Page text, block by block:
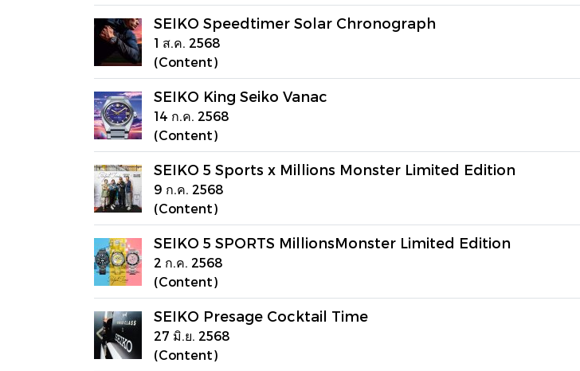
SEIKO Speedtimer Solar Chronograph
1 ส.ค. 2568
(Content)
SEIKO King Seiko Vanac
14 ก.ค. 2568
(Content)
SEIKO 5 Sports x Millions Monster Limited Edition
9 ก.ค. 2568
(Content)
SEIKO 5 SPORTS MillionsMonster Limited Edition
2 ก.ค. 2568
(Content)
SEIKO Presage Cocktail Time
27 มิ.ย. 2568
(Content)